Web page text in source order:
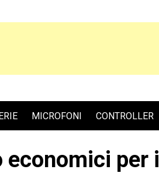
MICROFONI CONTROLLER
per il